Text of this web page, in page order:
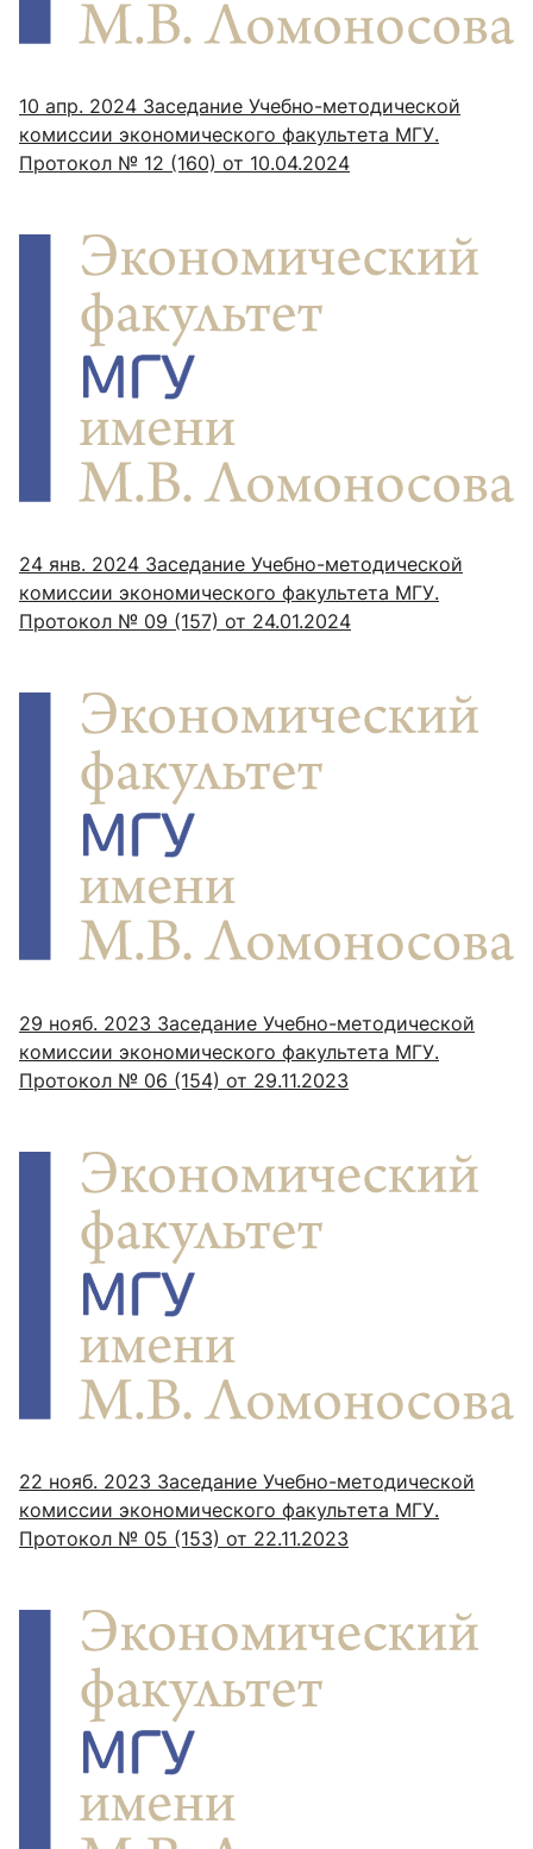
10 апр. 2024 Заседание Учебно-методической
комиссии экономического факультета МГУ.
Протокол № 12 (160) от 10.04.2024
24 янв. 2024 Заседание Учебно-методической
комиссии экономического факультета МГУ.
Протокол № 09 (157) от 24.01.2024
29 нояб. 2023 Заседание Учебно-методической
комиссии экономического факультета МГУ.
Протокол № 06 (154) от 29.11.2023
22 нояб. 2023 Заседание Учебно-методической
комиссии экономического факультета МГУ.
Протокол № 05 (153) от 22.11.2023